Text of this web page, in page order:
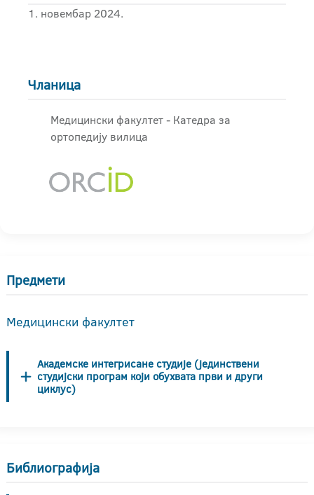
1. новембар 2024.
Чланица
Медицински факултет - Катедра за
ортопедију вилица
Предмети
Медицински факултет
Академске интегрисане студије (јединствени
студијски програм који обухвата први и други
циклус)
Библиографија